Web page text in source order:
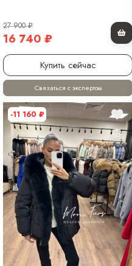
27 900₽
16 740 ₽
Купить сейчас
Связаться с экспертом
-11 160 ₽